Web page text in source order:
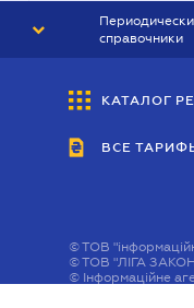
справочники
ВЕСТНИК
КАТАЛОГ
ВСЕ
©ТОВ
©ТОВ "ЛІГА
© Інформаційне